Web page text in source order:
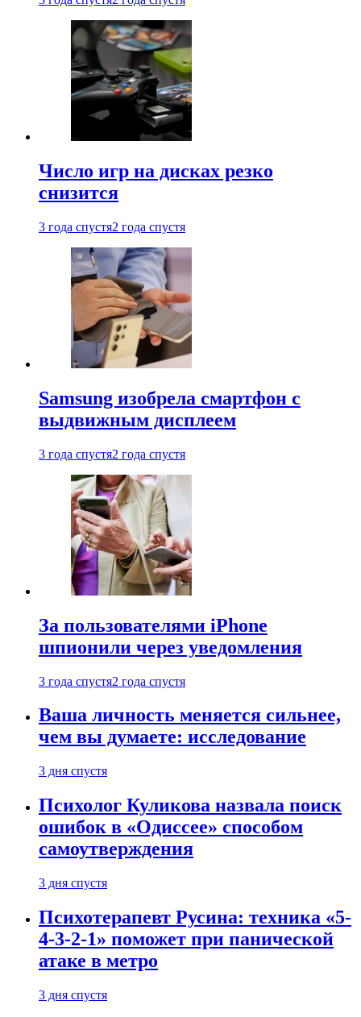
Число игр на дисках резко
снизится
3 года спустя2 года спустя
Samsung изобрела смартфон с
выдвижным дисплеем
3 года спустя2 года спустя
За пользователями iPhone
шпионили через уведомления
3 года спустя2 года спустя
Ваша личность меняется сильнее,
чем вы думаете: исследование
3 дня спустя
Психолог Куликова назвала поиск
ошибок в «Одиссее» способом
самоутверждения
3 дня спустя
Психотерапевт Русина: техника «5-
4-3-2-1» поможет при панической
атаке в метро
3 дня спустя